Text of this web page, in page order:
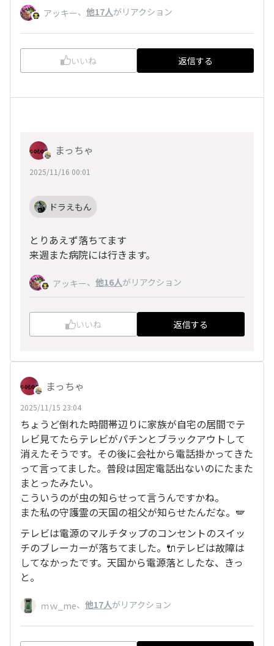
アッキー、 他17人がリアクション
いいね 返信する
まっちゃ
2025/11/16 00:01
ドラえもん
とりあえず落ちてます
来週また病院には行きます。
アッキー、 他16人がリアクション
いいね 返信する
まっちゃ
2025/11/15 23:04
ちょうど倒れた時間帯辺りに家族が自宅の居間でテ
レビ見てたらテレビがパチンとブラックアウトして
消えたそうです。その後に会社から電話掛かってきた
って言ってました。普段は固定電話出ないのにたまた
まとったみたい。
こういうのが虫の知らせって言うんですかね。
また私の守護霊の天国の祖父が知らせたんだな。🪽
テレビは電源のマルチタップのコンセントのスイッ
チのブレーカーが落ちてました。🔌テレビは故障は
してなかったです。天国から電源落としたな、きっ
と。
ｍｗ_me、 他17人がリアクション